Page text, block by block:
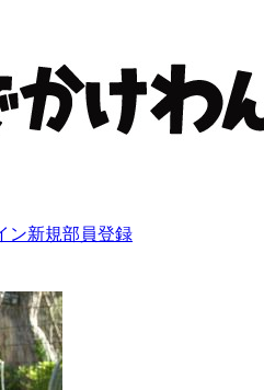
ン新規部員登録